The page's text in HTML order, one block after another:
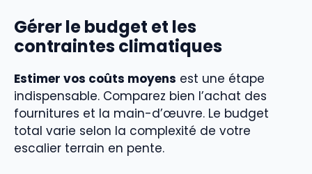
Gérer le budget et les
contraintes climatiques
Estimer vos coûts moyens est une étape
indispensable. Comparez bien l’achat des
fournitures et la main-d’œuvre. Le budget
total varie selon la complexité de votre
escalier terrain en pente.